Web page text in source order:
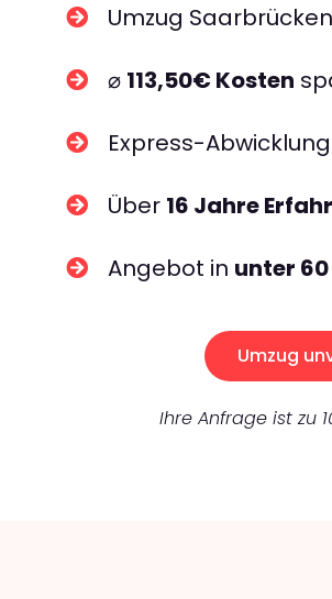
Umzug
⌀ 113,50€ Kosten
Express-
Über 16 Jahre
Angebot in unter
Umzug
Ihre Anfrage ist zu